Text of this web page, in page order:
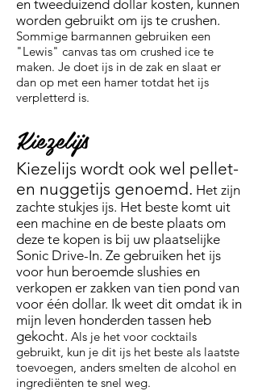
en tweeduizend dollar kosten, kunnen
worden gebruikt om ijs te crushen.
Sommige barmannen gebruiken een
"Lewis" canvas tas om crushed ice te
maken. Je doet ijs in de zak en slaat er
dan op met een hamer totdat het ijs
verpletterd is.
Kiezelijs
Kiezelijs wordt ook wel pellet-
en nuggetijs genoemd. Het zijn
zachte stukjes ijs. Het beste komt uit
een machine en de beste plaats om
deze te kopen is bij uw plaatselijke
Sonic Drive-In. Ze gebruiken het ijs
voor hun beroemde slushies en
verkopen er zakken van tien pond van
voor één dollar. Ik weet dit omdat ik in
mijn leven honderden tassen heb
gekocht. Als je het voor cocktails
gebruikt, kun je dit ijs het beste als laatste
toevoegen, anders smelten de alcohol en
ingrediënten te snel weg.